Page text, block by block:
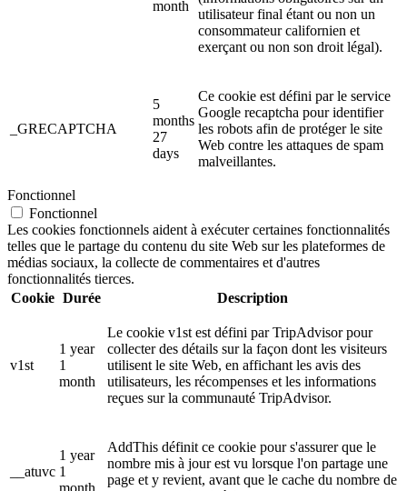
month
utilisateur final étant ou non un
consommateur californien et
exerçant ou non son droit légal).
_GRECAPTCHA
5
months
27
days
Ce cookie est défini par le service
Google recaptcha pour identifier
les robots afin de protéger le site
Web contre les attaques de spam
malveillantes.
Fonctionnel
Fonctionnel
Les cookies fonctionnels aident à exécuter certaines fonctionnalités
telles que le partage du contenu du site Web sur les plateformes de
médias sociaux, la collecte de commentaires et d'autres
fonctionnalités tierces.
Cookie Durée Description
v1st
1 year
1
month
Le cookie v1st est défini par TripAdvisor pour
collecter des détails sur la façon dont les visiteurs
utilisent le site Web, en affichant les avis des
utilisateurs, les récompenses et les informations
reçues sur la communauté TripAdvisor.
__atuvc
1 year
1
month
AddThis définit ce cookie pour s'assurer que le
nombre mis à jour est vu lorsque l'on partage une
page et y revient, avant que le cache du nombre de